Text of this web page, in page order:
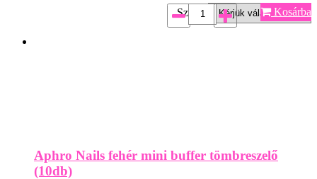
Szín*:
Kosárba
Aphro Nails fehér mini buffer tömbreszelő
(10db)